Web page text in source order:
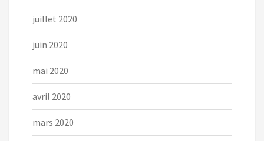
juillet 2020
juin 2020
mai 2020
avril 2020
mars 2020